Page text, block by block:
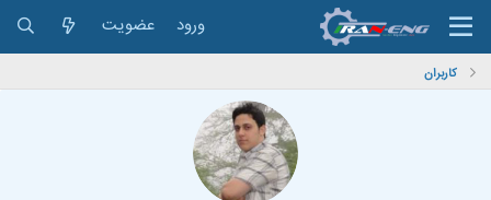
ورود عضویت
کاربران